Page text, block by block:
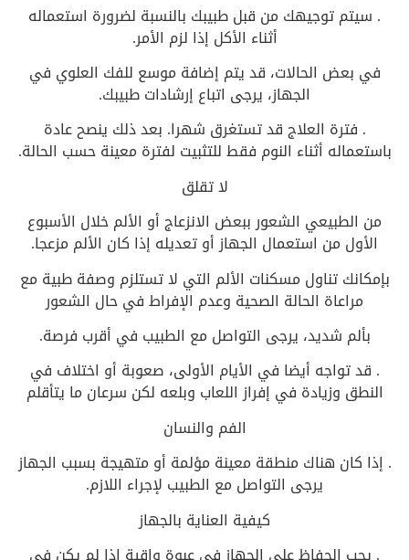
. سيتم توجيهك من قبل طبيبك بالنسبة لضرورة استعماله
أثناء الأكل إذا لزم الأمر.
في بعض الحالات، قد يتم إضافة موسع للفك العلوي في
الجهاز، يرجى اتباع إرشادات طبيبك.
. فترة العلاج قد تستغرق شهرا. بعد ذلك ينصح عادة
باستعماله أثناء النوم فقط للتثبيت لفترة معينة حسب الحالة.
لا تقلق
من الطبيعي الشعور ببعض الانزعاج أو الألم خلال الأسبوع
الأول من استعمال الجهاز أو تعديله إذا كان الألم مزعجا.
بإمكانك تناول مسكنات الألم التي لا تستلزم وصفة طبية مع
مراعاة الحالة الصحية وعدم الإفراط في حال الشعور
بألم شديد، يرجى التواصل مع الطبيب في أقرب فرصة.
. قد تواجه أيضا في الأيام الأولى، صعوبة أو اختلاف في
النطق وزيادة في إفراز اللعاب وبلعه لكن سرعان ما يتأقلم
الفم والنسان
. إذا كان هناك منطقة معينة مؤلمة أو متهيجة بسبب الجهاز
يرجى التواصل مع الطبيب لإجراء اللازم.
كيفية العناية بالجهاز